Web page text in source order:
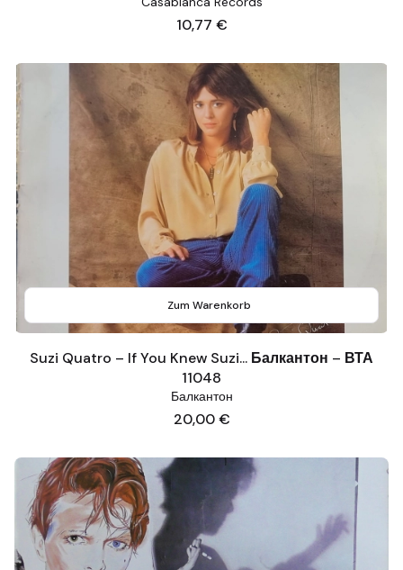
Preis
10,77 €
Zum Warenkorb
Suzi Quatro ‎– If You Knew Suzi... Балкантон ‎– ВТА
11048
Балкантон
Preis
20,00 €